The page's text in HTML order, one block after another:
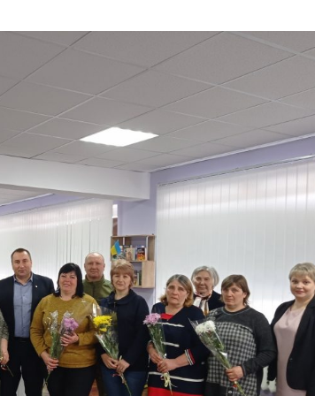
НОВИНИ